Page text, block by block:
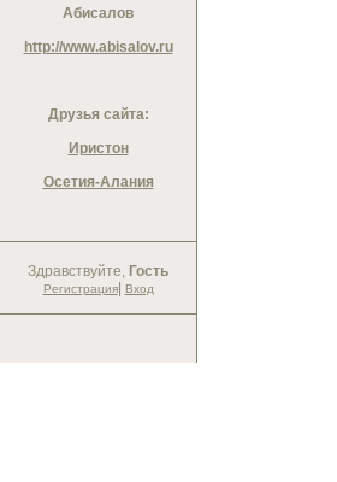
Абисалов
http://www.abisalov.ru
Друзья сайта:
Иристон
Осетия-Алания
Здравствуйте, Гость
Регистрация| Вход